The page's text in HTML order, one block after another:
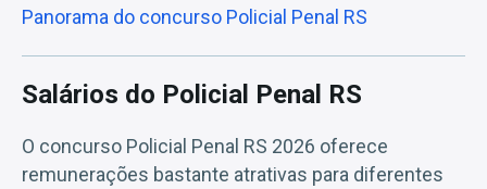
Panorama do concurso Policial Penal RS
Salários do Policial Penal RS
O concurso Policial Penal RS 2026 oferece
remunerações bastante atrativas para diferentes